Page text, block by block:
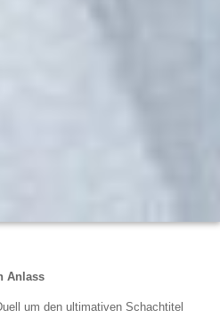
Anlass
um den ultimativen Schachtitel